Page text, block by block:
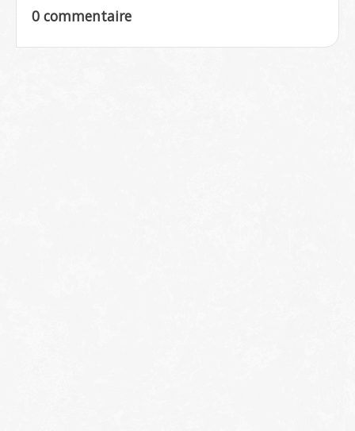
0 commentaire